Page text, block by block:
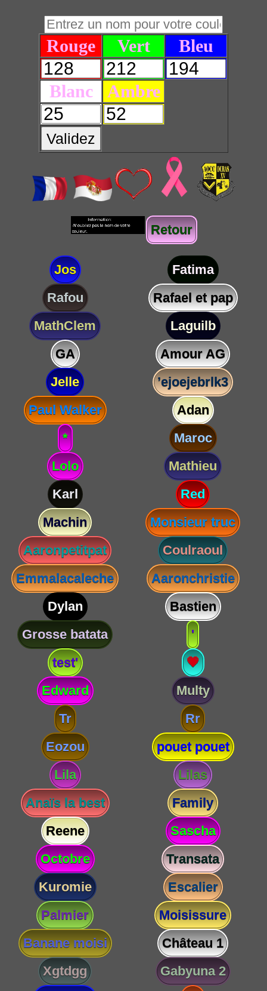
Rouge Vert Bleu
Blanc Ambre
Validez
Retour
Jos
Fatima
Rafou
Rafael et pap
MathClem
Laguilb
GA
Amour AG
Jelle
’ejoejebrlk3
Paul Walker
Adan
*
Maroc
Lolo
Mathieu
Karl
Red
Machin
Monsieur truc
Aaronpetitpat
Coulraoul
Emmalacaleche
Aaronchristie
Dylan
Bastien
Grosse batata
'
test'
💗
Edward
Multy
Tr
Rr
Eozou
pouet pouet
Lila
Lilas
Anaïs la best
Family
Reene
Sascha
Octobre
Transata
Kuromie
Escalier
Palmier
Moisissure
Banane moisi
Château 1
Xgtdgg
Gabyuna 2